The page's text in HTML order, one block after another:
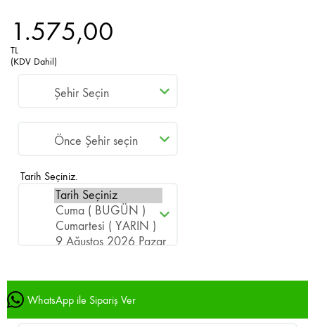
1.575,00
TL
(KDV Dahil)
Tarih Seçiniz.
WhatsApp ile Sipariş Ver